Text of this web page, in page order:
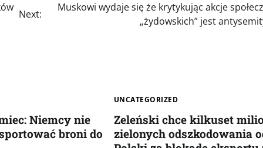
Next:
Muskowi wydaje się że krytykując akcje
„żydowskich” jest
Niemcy nie
broni do
UNCATEGORIZED
Zeleński chce kilkuset
zielonych odszkodowania